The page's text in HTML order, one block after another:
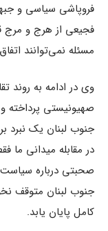
فروپاشی سیاسی و
فجیعی از هرج و مرج
مسئله نمی‌توانند
وی در ادامه به روند
صهیونیستی پرداخته
جنوب لبنان یک نبرد
در مقابله میدانی ما
صحبتی درباره سیاست
جنوب لبنان متوقف
کامل پایان یابد.